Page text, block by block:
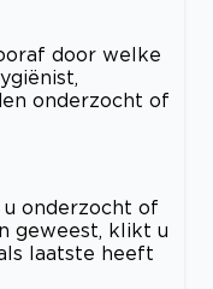
door welke
onderzocht of
onderzocht of
geweest, klikt u
laatste heeft